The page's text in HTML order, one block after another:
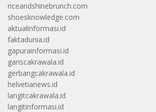
riceandshinebrunch.com
shoesknowledge.com
aktualinformasi.id
faktadunia.id
gapurainformasi.id
gariscakrawala.id
gerbangcakrawala.id
helvetianews.id
langitcakrawala.id
langitinformasi.id